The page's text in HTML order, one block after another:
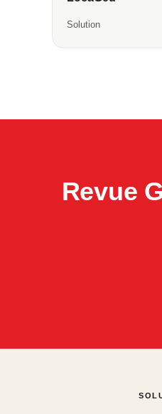
Solution
Revue